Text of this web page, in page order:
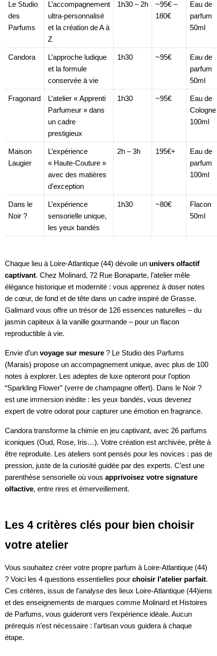
Le Studio
des
Parfums
L’accompagnement
ultra-personnalisé
et la création de A à
Z
1h30 – 2h
~95€ –
180€
Eau de
parfum
50ml
Candora
L’approche ludique
et la formule
conservée à vie
1h30 ~95€
Eau de
parfum
50ml
Fragonard
L’atelier « Apprenti
Parfumeur » dans
un cadre
prestigieux
1h30 ~95€
Eau de
Cologne
100ml
Maison
Laugier
L’expérience
« Haute-Couture »
avec des matières
d’exception
2h – 3h 195€+
Eau de
parfum
100ml
Dans le
Noir ?
L’expérience
sensorielle unique,
les yeux bandés
1h30 ~80€
Flacon
50ml
Chaque lieu à Loire-Atlantique (44) dévoile un univers olfactif
captivant. Chez Molinard, 72 Rue Bonaparte, l’atelier mêle
élégance historique et modernité : vous apprenez à doser notes
de cœur, de fond et de tête dans un cadre inspiré de Grasse.
Galimard vous offre un trésor de 126 essences naturelles – du
jasmin capiteux à la vanille gourmande – pour un flacon
reproductible à vie.
Envie d’un voyage sur mesure ? Le Studio des Parfums
(Marais) propose un accompagnement unique, avec plus de 100
notes à explorer. Les adeptes de luxe opteront pour l’option
“Sparkling Flower” (verre de champagne offert). Dans le Noir ?
est une immersion inédite : les yeux bandés, vous devenez
expert de votre odorat pour capturer une émotion en fragrance.
Candora transforme la chimie en jeu captivant, avec 26 parfums
iconiques (Oud, Rose, Iris…). Votre création est archivée, prête à
être reproduite. Les ateliers sont pensés pour les novices : pas de
pression, juste de la curiosité guidée par des experts. C’est une
parenthèse sensorielle où vous apprivoisez votre signature
olfactive, entre rires et émerveillement.
Les 4 critères clés pour bien choisir
votre atelier
Vous souhaitez créer votre propre parfum à Loire-Atlantique (44)
? Voici les 4 questions essentielles pour choisir l’atelier parfait.
Ces critères, issus de l’analyse des lieux Loire-Atlantique (44)iens
et des enseignements de marques comme Molinard et Histoires
de Parfums, vous guideront vers l’expérience idéale. Aucun
prérequis n’est nécessaire : l’artisan vous guidera à chaque
étape.